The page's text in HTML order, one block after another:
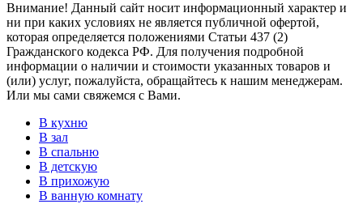
Внимание! Данный сайт носит информационный характер и
ни при каких условиях не является публичной офертой,
которая определяется положениями Статьи 437 (2)
Гражданского кодекса РФ. Для получения подробной
информации о наличии и стоимости указанных товаров и
(или) услуг, пожалуйста, обращайтесь к нашим менеджерам.
Или мы сами свяжемся с Вами.
В кухню
В зал
В спальню
В детскую
В прихожую
В ванную комнату